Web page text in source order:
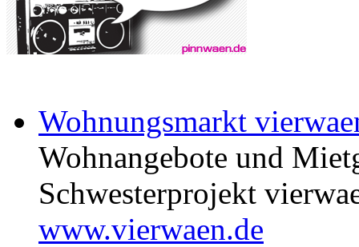
Wohnungsmarkt
Wohnangebote und
Schwesterprojekt
www.vierwaen.de